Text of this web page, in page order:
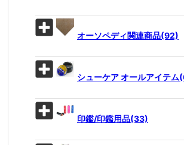
オーソペディ関連商品(92)
シューケア オールアイテ
印鑑/印鑑用品(33)